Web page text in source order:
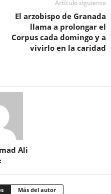
Artículo siguiente
El arzobispo de Granada
llama a prolongar el
Corpus cada domingo y a
vivirlo en la caridad
Ali
Más del autor